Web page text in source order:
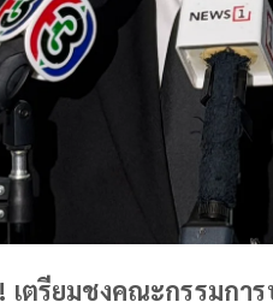
! เตรียมชงคณะกรรมก